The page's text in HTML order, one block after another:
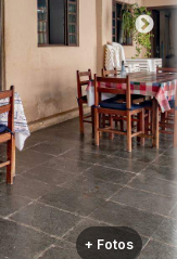
+ Fotos